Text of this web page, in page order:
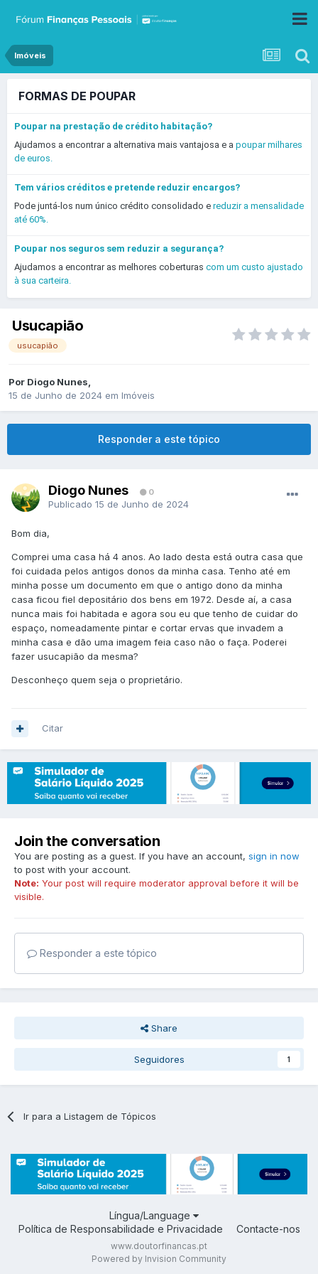
Imóveis
FORMAS DE POUPAR
Poupar na prestação de crédito habitação?
Ajudamos a encontrar a alternativa mais vantajosa e a poupar milhares
de euros.
Tem vários créditos e pretende reduzir encargos?
Pode juntá-los num único crédito consolidado e reduzir a mensalidade
até 60%.
Poupar nos seguros sem reduzir a segurança?
Ajudamos a encontrar as melhores coberturas com um custo ajustado
à sua carteira.
Usucapião
usucapião
Por Diogo Nunes,
15 de Junho de 2024 em Imóveis
Responder a este tópico
Diogo Nunes 0
Publicado 15 de Junho de 2024
Bom dia,
Comprei uma casa há 4 anos. Ao lado desta está outra casa que
foi cuidada pelos antigos donos da minha casa. Tenho até em
minha posse um documento em que o antigo dono da minha
casa ficou fiel depositário dos bens em 1972. Desde aí, a casa
nunca mais foi habitada e agora sou eu que tenho de cuidar do
espaço, nomeadamente pintar e cortar ervas que invadem a
minha casa e dão uma imagem feia caso não o faça. Poderei
fazer usucapião da mesma?
Desconheço quem seja o proprietário.
Citar
Join the conversation
You are posting as a guest. If you have an account, sign in now
to post with your account.
Note: Your post will require moderator approval before it will be
visible.
Responder a este tópico
Share
Seguidores 1
Ir para a Listagem de Tópicos
Língua/Language
Política de Responsabilidade e Privacidade
Contacte-nos
www.doutorfinancas.pt
Powered by Invision Community